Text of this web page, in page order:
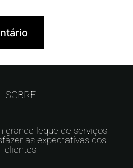
SOBRE
grande leque de serviços
as expectativas dos
clientes